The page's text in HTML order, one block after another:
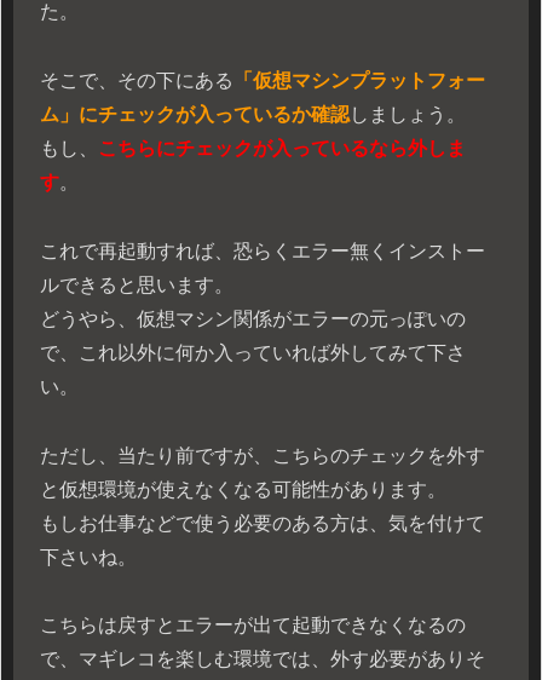
た。
そこで、その下にある
「仮想マシンプラットフォー
ム」にチェックが入っているか確認しましょう。
もし、
こちらにチェックが入っているなら外しま
す。
これで再起動すれば、恐らくエラー無くインストー
ルできると思います。
どうやら、仮想マシン関係がエラーの元っぽいの
で、これ以外に何か入っていれば外してみて下さ
い。
ただし、当たり前ですが、こちらのチェックを外す
と仮想環境が使えなくなる可能性があります。
もしお仕事などで使う必要のある方は、気を付けて
下さいね。
こちらは戻すとエラーが出て起動できなくなるの
で、マギレコを楽しむ環境では、外す必要がありそ